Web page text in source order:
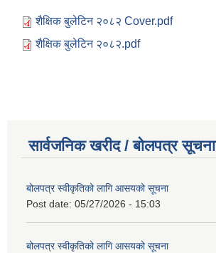
शैक्षिक बुलेटिन २०८२ Cover.pdf
शैक्षिक बुलेटिन २०८२.pdf
सार्वजनिक खरीद / बोलपत्र सूचना
बोलपत्र स्वीकृतिको लागि आसयको सूचना
Post date: 05/27/2026 - 15:03
बोलपत्र स्वीकृतिको लागि आसयको सूचना